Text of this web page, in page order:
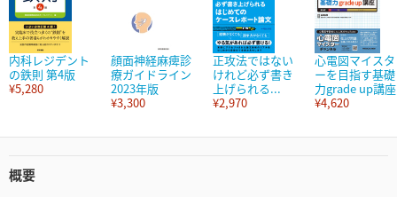
内科レジデント
の鉄則 第4版
¥5,280
顔面神経麻痺診
療ガイドライン
2023年版
¥3,300
正攻法ではない
けれど必ず書き
上げられる...
¥2,970
心電図マイスタ
ーを目指す基礎
力grade up講座
¥4,620
概要